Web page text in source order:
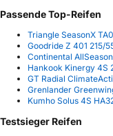
Passende Top-Reifen
Triangle SeasonX
Goodride Z 401 215/
Continental
Hankook Kinergy 4S
GT Radial
Grenlander
Kumho Solus 4S
Testsieger Reifen